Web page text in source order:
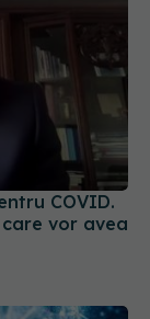
vor avea